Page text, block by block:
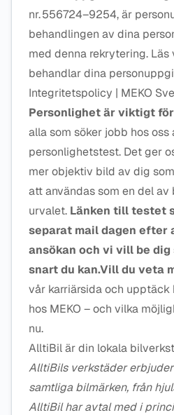
nr. 556724–9254, är
behandlingen av dina
med denna rekrytering.
behandlar dina
Integritetspolicy | MEKO
Personlighet är viktigt
alla som söker jobb hos
personlighetstest. Det ger
mer objektiv bild av dig
att användas som en del
urvalet. Länken till testet
separat mail dagen efter
ansökan och vi vill be
snart du kan.Vill du veta
vår karriärsida och
hos MEKO – och vilka
nu.
AlltiBil är din lokala
AlltiBils verkstäder
samtliga bilmärken, från
AlltiBil har avtal med i